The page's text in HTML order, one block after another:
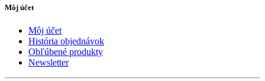
Môj účet
Môj účet
História objednávok
Obľúbené produkty
Newsletter